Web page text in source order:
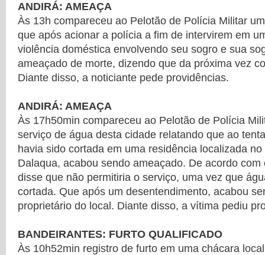
ANDIRÁ: AMEAÇA
Às 13h compareceu ao Pelotão de Polícia Militar
que após acionar a polícia a fim de intervirem em
violência doméstica envolvendo seu sogro e sua
ameaçado de morte, dizendo que da próxima vez
Diante disso, a noticiante pede providências.
ANDIRÁ: AMEAÇA
Às 17h50min compareceu ao Pelotão de Polícia
serviço de água desta cidade relatando que ao
havia sido cortada em uma residência localizada
Dalaqua, acabou sendo ameaçado. De acordo
disse que não permitiria o serviço, uma vez que
cortada. Que após um desentendimento, acabou
proprietário do local. Diante disso, a vítima pediu
BANDEIRANTES: FURTO QUALIFICADO
Às 10h52min registro de furto em uma chácara